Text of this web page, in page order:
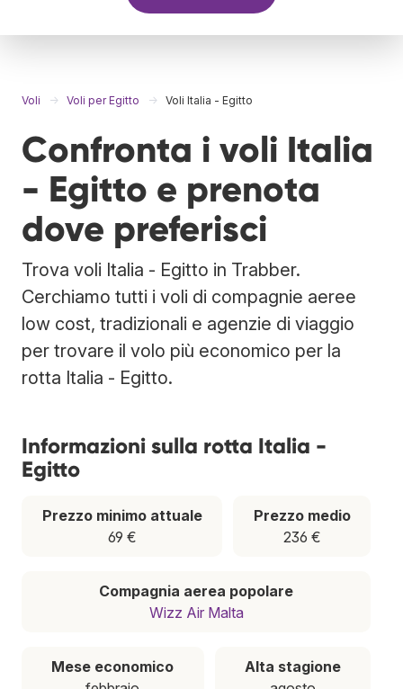
Voli Voli per Egitto Voli Italia - Egitto
Confronta i voli Italia
- Egitto e prenota
dove preferisci
Trova voli Italia - Egitto in Trabber.
Cerchiamo tutti i voli di compagnie aeree
low cost, tradizionali e agenzie di viaggio
per trovare il volo più economico per la
rotta Italia - Egitto.
Informazioni sulla rotta Italia -
Egitto
Prezzo minimo attuale
69 €
Prezzo medio
236 €
Compagnia aerea popolare
Wizz Air Malta
Mese economico
Alta stagione